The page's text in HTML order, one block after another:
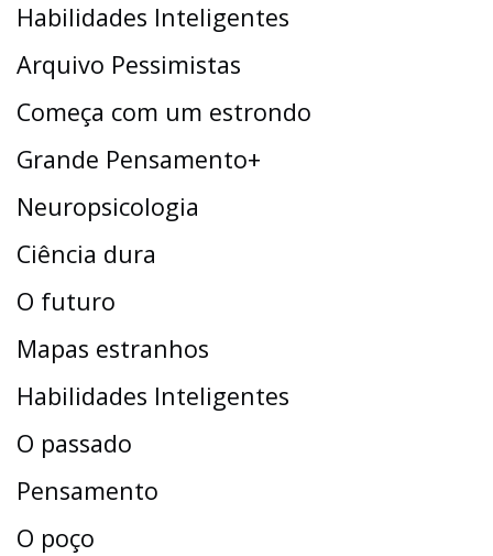
Habilidades Inteligentes
Arquivo Pessimistas
Começa com um estrondo
Grande Pensamento+
Neuropsicologia
Ciência dura
O futuro
Mapas estranhos
Habilidades Inteligentes
O passado
Pensamento
O poço